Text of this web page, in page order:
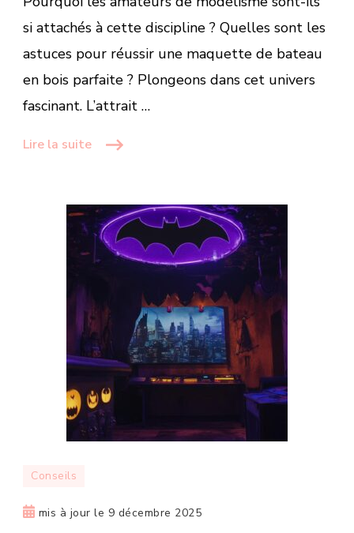
si attachés à cette discipline ? Quelles sont les
astuces pour réussir une maquette de bateau
en bois parfaite ? Plongeons dans cet univers
fascinant. L’attrait …
Lire la suite
mis à jour le 9 décembre 2025
Conseils